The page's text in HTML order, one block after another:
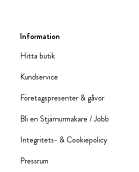
Information
Hitta butik
Kundservice
Företagspresenter & gåvor
Bli en Stjärnurmakare / Jobb
Integritets- & Cookiepolicy
Pressrum